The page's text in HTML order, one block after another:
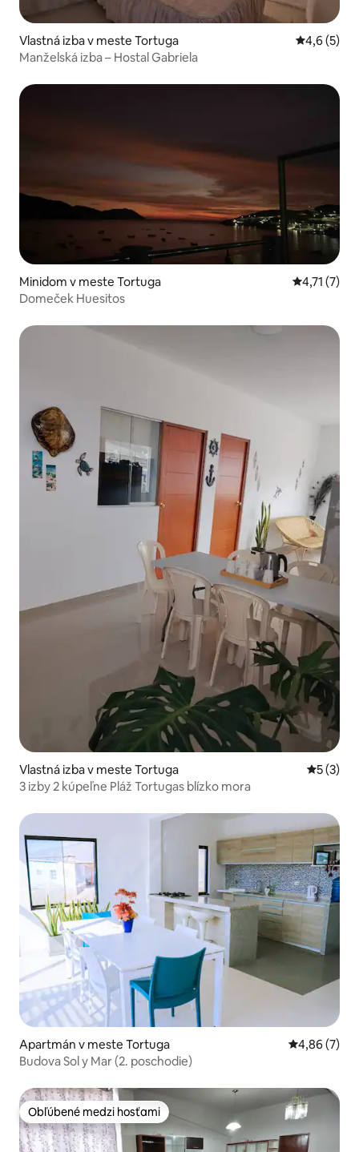
Vlastná izba v meste Tortuga Priemerné
4,6 (5)
Manželská izba – Hostal Gabriela
Minidom v meste Tortuga Priemerné
4,71 (7)
Domeček Huesitos
Vlastná izba v meste Tortuga
5 (3)
3 izby 2 kúpeľne Pláž Tortugas blízko mora
Apartmán v meste Tortuga Priemerné
4,86 (7)
Budova Sol y Mar (2. poschodie)
Obľúbené medzi hosťami
Obľúbené medzi hosťami